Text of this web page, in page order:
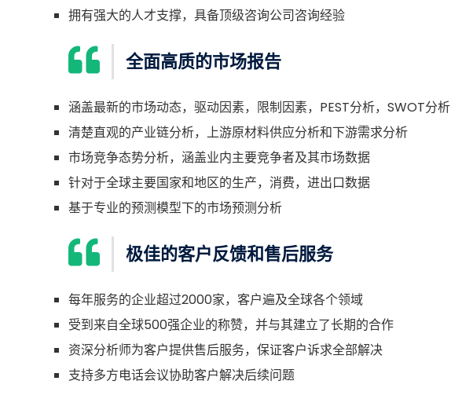
拥有强大的人才支撑，具备顶级咨询公司咨询经验
全面高质的市场报告
涵盖最新的市场动态，驱动因素，限制因素，PEST分析，SWOT分析
清楚直观的产业链分析，上游原材料供应分析和下游需求分析
市场竞争态势分析，涵盖业内主要竞争者及其市场数据
针对于全球主要国家和地区的生产，消费，进出口数据
基于专业的预测模型下的市场预测分析
极佳的客户反馈和售后服务
每年服务的企业超过2000家，客户遍及全球各个领域
受到来自全球500强企业的称赞，并与其建立了长期的合作
资深分析师为客户提供售后服务，保证客户诉求全部解决
支持多方电话会议协助客户解决后续问题